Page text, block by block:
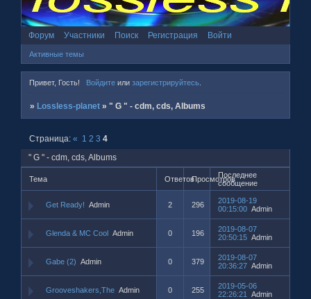
Форум Участники Поиск Регистрация Войти
Активные темы
Привет, Гость! Войдитеили зарегистрируйтесь.
» Lossless-planet »" G " - cdm, cds, Albums
" G " - cdm, cds, Albums
Страница:« 1 2 3 4
Тема ОтветовПросмотровПоследнее
сообщение
Get Ready! Admin 2 296
2019-08-19
00:15:00 Admin
Glenda & MC Cool Admin 0 196
2019-08-07
20:50:15 Admin
Gabe (2) Admin 0 379
2019-08-07
20:36:27 Admin
Grooveshakers,The Admin 0 255
2019-05-06
22:26:21
Admin